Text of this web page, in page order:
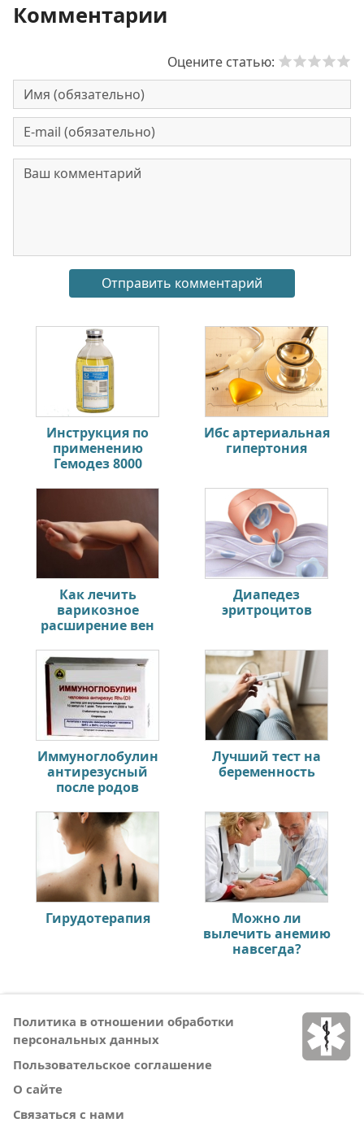
Комментарии
Оцените статью:
Инструкция по
применению
Гемодез 8000
Ибс артериальная
гипертония
Как лечить
варикозное
расширение вен
Диапедез
эритроцитов
Иммуноглобулин
антирезусный
после родов
Лучший тест на
беременность
Гирудотерапия
Можно ли
вылечить анемию
навсегда?
Политика в отношении обработки
персональных данных
Пользовательское соглашение
О сайте
Связаться с нами